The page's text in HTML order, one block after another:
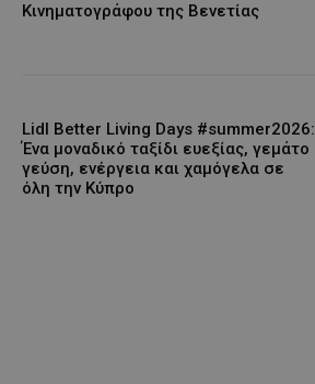
Κινηματογράφου της Βενετίας
Lidl Better Living Days #summer2026:
Ένα μοναδικό ταξίδι ευεξίας, γεμάτο
γεύση, ενέργεια και χαμόγελα σε
όλη την Κύπρο